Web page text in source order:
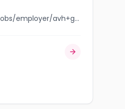
jobbank.gc.ca/browsejobs/employer/avh+general+services+and+operation+ltd./ca